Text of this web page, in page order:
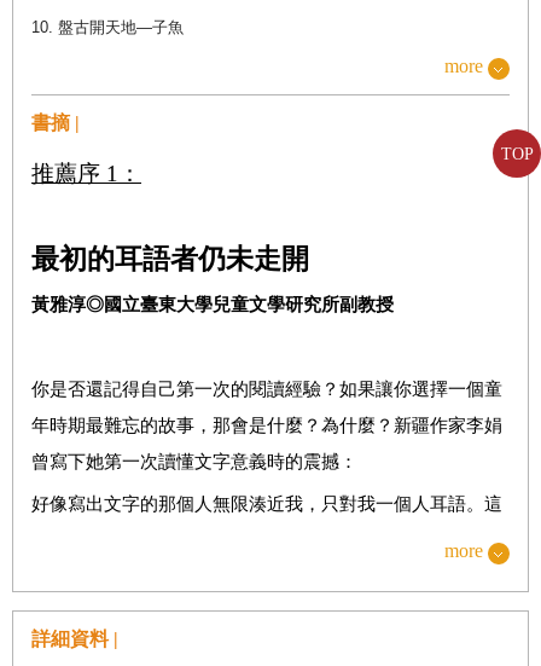
TOP
10. 盤古開天地—子魚
12. 哪咜—洪淑苓
13 .國王的新衣—黃海
14. 公主的皇冠—劉思源
16. 六尺巷—陳木城
20. 血字的研究—蔡宜容
21. 冬天的橡樹—王春子
22. 三個女婿—李光福
23. 懶人餅—許書寧
25. 小木偶皮諾丘—王洛夫
26. 桃太郎—石麗蓉
more
書摘 |
推薦序 1 ：
最初的耳語者仍未走開
黃雅淳◎國立臺東大學兒童文學研究所副教授
你是否還記得自己第一次的閱讀經驗？如果讓你選擇一個童
年時期最難忘的故事，那會是什麼？為什麼？新疆作家李娟
曾寫下她第一次讀懂文字意義時的震撼：
好像寫出文字的那個人無限湊近我，只對我一個人耳語。這
種交流是之前在家長老師及同學們那裡不曾體會過的。那可
第一個小小孔隙。（〈閱讀記〉）
這個閱讀體驗打開了她身在遙遠的阿勒泰哈薩克部落中的一
more
詳細資料 |